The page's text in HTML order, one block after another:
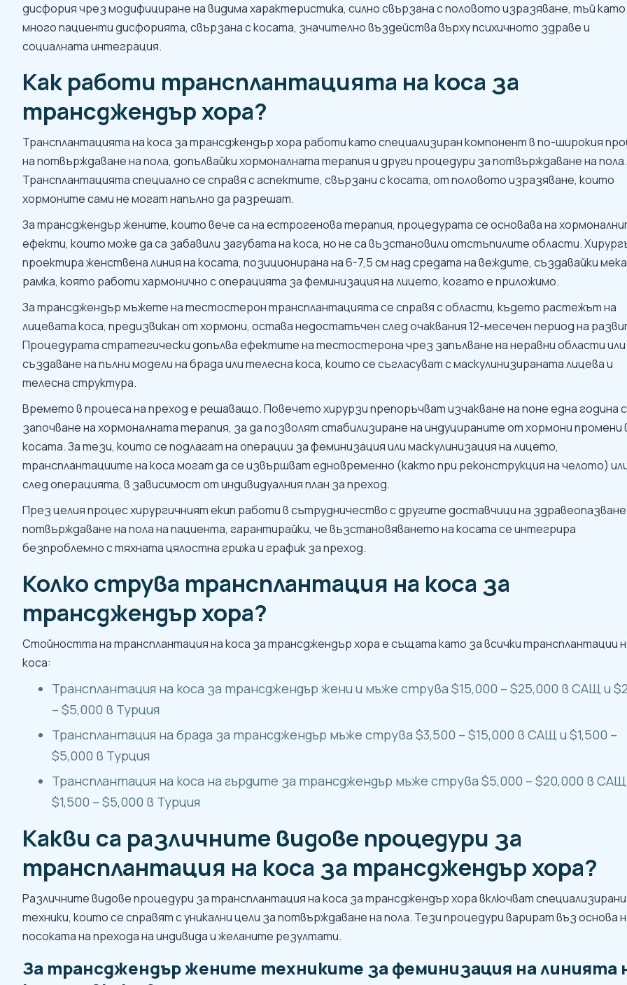
дисфория чрез модифициране на видима характеристика, силно свързана с половото изразяване, тъй като
много пациенти дисфорията, свързана с косата, значително въздейства върху психичното здраве и
социалната интеграция.
Как работи трансплантацията на коса за
трансджендър хора?
Трансплантацията на коса за трансджендър хора работи като специализиран компонент в по-широкия
на потвърждаване на пола, допълвайки хормоналната терапия и други процедури за потвърждаване на пола.
Трансплантацията специално се справя с аспектите, свързани с косата, от половото изразяване, които
хормоните сами не могат напълно да разрешат.
За трансджендър жените, които вече са на естрогенова терапия, процедурата се основава на
ефекти, които може да са забавили загубата на коса, но не са възстановили отстъпилите области.
проектира женствена линия на косата, позиционирана на 6-7,5 см над средата на веждите, създавайки мека
рамка, която работи хармонично с операцията за феминизация на лицето, когато е приложимо.
За трансджендър мъжете на тестостерон трансплантацията се справя с области, където растежът на
лицевата коса, предизвикан от хормони, остава недостатъчен след очаквания 12-месечен период на
Процедурата стратегически допълва ефектите на тестостерона чрез запълване на неравни области или
създаване на пълни модели на брада или телесна коса, които се съгласуват с маскулинизираната лицева и
телесна структура.
Времето в процеса на преход е решаващо. Повечето хирурзи препоръчват изчакване на поне една година
започване на хормоналната терапия, за да позволят стабилизиране на индуцираните от хормони промени
косата. За тези, които се подлагат на операции за феминизация или маскулинизация на лицето,
трансплантациите на коса могат да се извършват едновременно (както при реконструкция на челото)
след операцията, в зависимост от индивидуалния план за преход.
През целия процес хирургичният екип работи в сътрудничество с другите доставчици на
потвърждаване на пола на пациента, гарантирайки, че възстановяването на косата се интегрира
безпроблемно с тяхната цялостна грижа и график за преход.
Колко струва трансплантация на коса за
трансджендър хора?
Стойността на трансплантация на коса за трансджендър хора е същата като за всички трансплантации
коса:
Трансплантация на коса за трансджендър жени и мъже струва $15,000 – $25,000 в САЩ и
– $5,000 в Турция
Трансплантация на брада за трансджендър мъже струва $3,500 – $15,000 в САЩ и $1,500 –
$5,000 в Турция
Трансплантация на коса на гърдите за трансджендър мъже струва $5,000 – $20,000 в
$1,500 – $5,000 в Турция
Какви са различните видове процедури за
трансплантация на коса за трансджендър хора?
Различните видове процедури за трансплантация на коса за трансджендър хора включват специализирани
техники, които се справят с уникални цели за потвърждаване на пола. Тези процедури варират въз основа
посоката на прехода на индивида и желаните резултати.
За трансджендър жените техниките за феминизация на линията